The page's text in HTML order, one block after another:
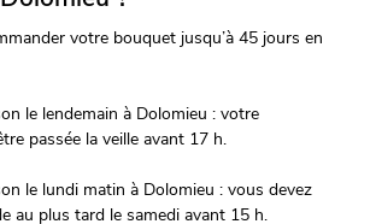
votre bouquet jusqu’à 45 jours en
le lendemain à Dolomieu : votre
passée la veille avant 17 h.
le lundi matin à Dolomieu : vous devez
au plus tard le samedi avant 15 h.